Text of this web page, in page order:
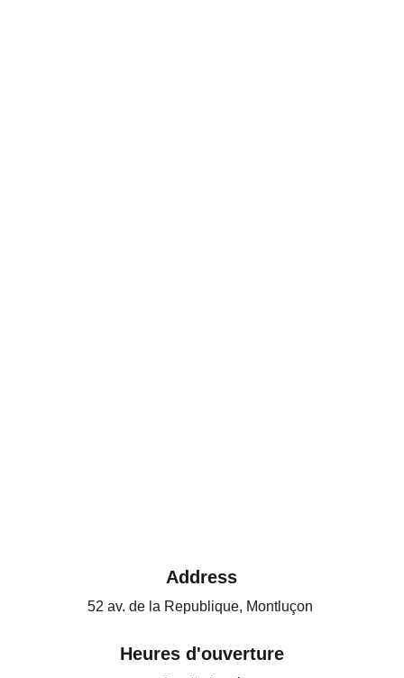
Address
52 av. de la Republique, Montluçon
Heures d'ouverture